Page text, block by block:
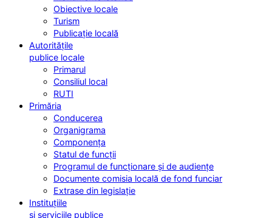
Obiective locale
Turism
Publicație locală
Autoritățile
publice locale
Primarul
Consiliul local
RUTI
Primăria
Conducerea
Organigrama
Componența
Statul de funcții
Programul de funcționare și de audiențe
Documente comisia locală de fond funciar
Extrase din legislație
Instituțiile
și serviciile publice